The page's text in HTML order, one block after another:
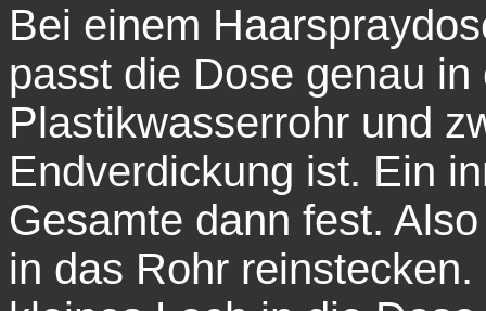
Bei einem
passt die Dose genau in
Plastikwasserrohr und
Endverdickung ist. Ein
Gesamte dann fest.
in das Rohr